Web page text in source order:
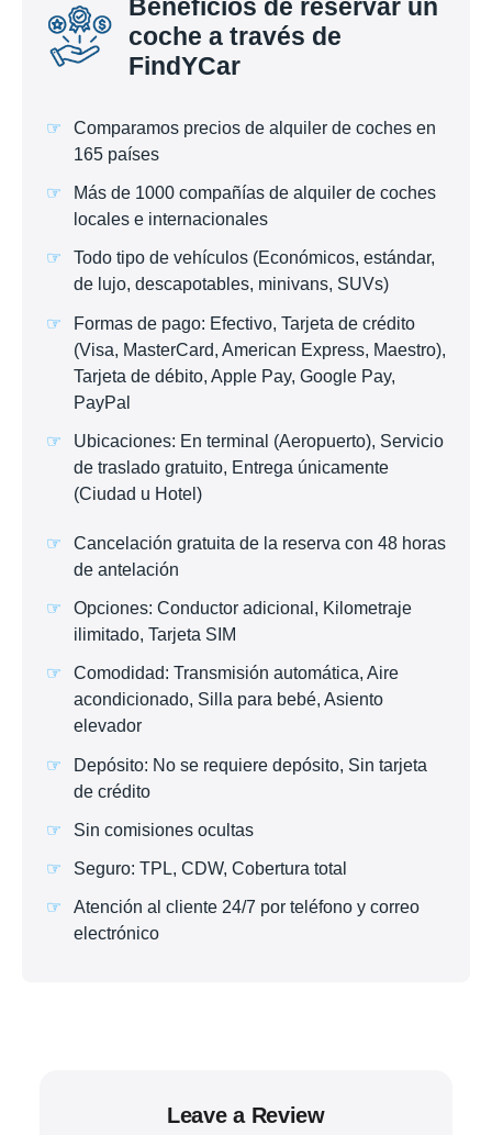
Beneficios de reservar un
coche a través de
FindYCar
Comparamos precios de alquiler de coches en
165 países
Más de 1000 compañías de alquiler de coches
locales e internacionales
Todo tipo de vehículos (Económicos, estándar,
de lujo, descapotables, minivans, SUVs)
Formas de pago: Efectivo, Tarjeta de crédito
(Visa, MasterCard, American Express, Maestro),
Tarjeta de débito, Apple Pay, Google Pay,
PayPal
Ubicaciones: En terminal (Aeropuerto), Servicio
de traslado gratuito, Entrega únicamente
(Ciudad u Hotel)
Cancelación gratuita de la reserva con 48 horas
de antelación
Opciones: Conductor adicional, Kilometraje
ilimitado, Tarjeta SIM
Comodidad: Transmisión automática, Aire
acondicionado, Silla para bebé, Asiento
elevador
Depósito: No se requiere depósito, Sin tarjeta
de crédito
Sin comisiones ocultas
Seguro: TPL, CDW, Cobertura total
Atención al cliente 24/7 por teléfono y correo
electrónico
Leave a Review